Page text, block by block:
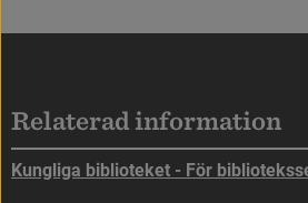
Relaterad information
Kungliga biblioteket - För